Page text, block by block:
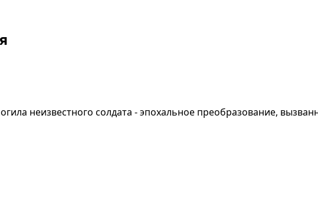
неизвестного солдата - эпохальное преобразование,